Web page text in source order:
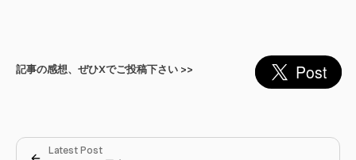
記事の感想、ぜひXでご投稿下さい >>
Latest Post